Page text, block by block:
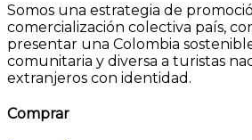
Somos una estrategia de
comercialización colectiva país,
presentar una Colombia
comunitaria y diversa a turistas
extranjeros con identidad.
Comprar